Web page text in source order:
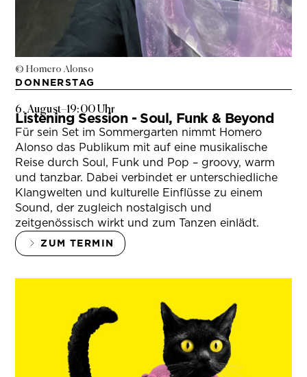
© Homero Alonso
DONNERSTAG
6. August–19:00 Uhr
Listening Session - Soul, Funk & Beyond
Für sein Set im Sommergarten nimmt Homero
Alonso das Publikum mit auf eine musikalische
Reise durch Soul, Funk und Pop – groovy, warm
und tanzbar. Dabei verbindet er unterschiedliche
Klangwelten und kulturelle Einflüsse zu einem
Sound, der zugleich nostalgisch und
zeitgenössisch wirkt und zum Tanzen einlädt.
ZUM TERMIN